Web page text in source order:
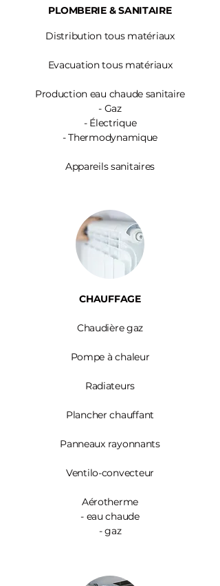
PLOMBERIE & SANITAIRE
Distribution tous matériaux
Evacuation tous matériaux
Production eau chaude sanitaire
- Gaz
- Électrique
- Thermodynamique
Appareils sanitaires
CHAUFFAGE
Chaudière gaz
Pompe à chaleur
Radiateurs
Plancher chauffant
Panneaux rayonnants
Ventilo-convecteur
Aérotherme
- eau chaude
- gaz